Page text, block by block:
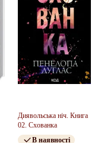
Диявольська ніч. Книга
02. Схованка
В наявності